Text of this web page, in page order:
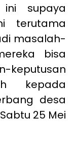
ini supaya
terutama
masalah-
bisa
kepada
desa
25 Mei